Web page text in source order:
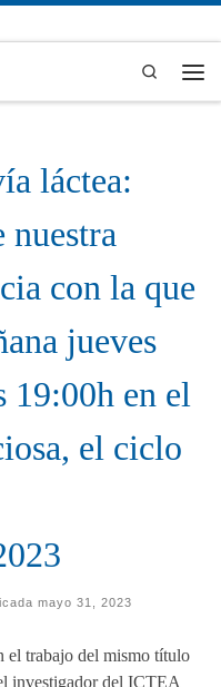
Search
láctea:
nuestra
con la que
jueves
19:00h en el
el ciclo
mayo 31, 2023
el trabajo del mismo título
investigador del ICTEA